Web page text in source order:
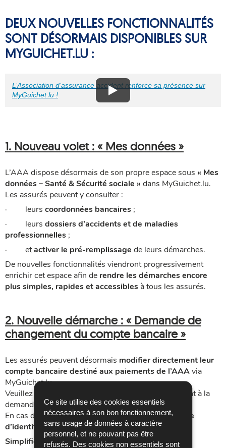
Ce site utilise des cookies essentiels
nécessaires à son bon fonctionnement,
sans usage de données à caractère
personnel, et ne pouvant pas être
refusés. Des cookies non essentiels sont
DEUX NOUVELLES FONCTIONNALITÉS
SONT DÉSORMAIS DISPONIBLES SUR
MYGUICHET.LU :
L’Association d’assurance accident renforce sa présence sur
MyGuichet.lu !
1. Nouveau volet : « Mes données »
L’AAA dispose désormais de son propre espace sous « Mes
données – Santé & Sécurité sociale » dans MyGuichet.lu.
Les assurés peuvent y consulter :
· leurs coordonnées bancaires ;
· leurs dossiers d’accidents et de maladies
professionnelles ;
· etactiver le pré-remplissage de leurs démarches.
De nouvelles fonctionnalités viendront progressivement
enrichir cet espace afin de rendre les démarches encore
plus simples, rapides et accessibles à tous les assurés.
2. Nouvelle démarche : « Demande de
changement du compte bancaire »
Les assurés peuvent désormais modifier directement leur
compte bancaire destiné aux paiements de l’AAAvia
MyGuichet.lu.
Veuillez noter que le
est à joindre obligatoirement à la
demande.
En cas de non-authentification, unecopie de la carte
d’identité
est également requise.
Simplifiez vos démarches en ligne